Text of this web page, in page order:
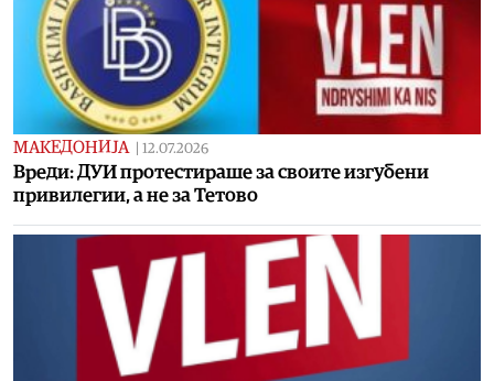
МАКЕДОНИЈА 12.07.2026
Вреди: ДУИ протестираше за своите изгубени
привилегии, а не за Тетово